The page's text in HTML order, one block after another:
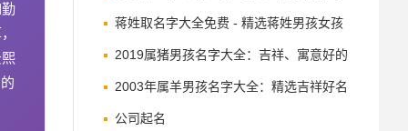
品牌增值之道
蒋姓取名字大全免费 - 精选蒋姓男孩女孩
名字及寓意解析
2019属猪男孩名字大全：吉祥、寓意好的
名字推荐
2003年属羊男孩名字大全：精选吉祥好名
公司起名